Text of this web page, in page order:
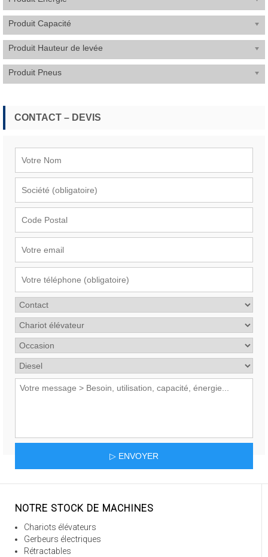
Produit Capacité
Produit Hauteur de levée
Produit Pneus
CONTACT – DEVIS
NOTRE STOCK DE MACHINES
Chariots élévateurs
Gerbeurs électriques
Rétractables